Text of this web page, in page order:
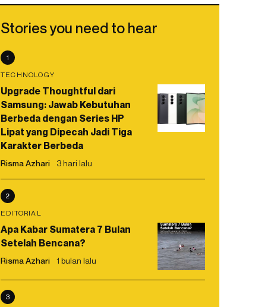
Stories you need to hear
1
TECHNOLOGY
Upgrade Thoughtful dari
Samsung: Jawab Kebutuhan
Berbeda dengan Series HP
Lipat yang Dipecah Jadi Tiga
Karakter Berbeda
Risma Azhari 3 hari lalu
2
EDITORIAL
Apa Kabar Sumatera 7 Bulan
Setelah Bencana?
Risma Azhari 1 bulan lalu
3